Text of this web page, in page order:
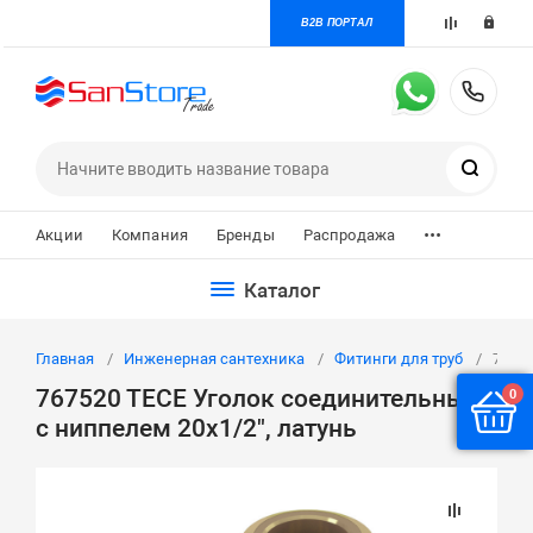
B2B ПОРТАЛ
Акции Компания Бренды Распродажа ...
Каталог
Главная Инженерная сантехника Фитинги для труб
767520 ТЕСЕ Уголок соединительный
с ниппелем 20х1/2", латунь
0